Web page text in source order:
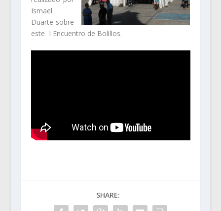
Ismael
Duarte sobre
este I Encuentro de Bolillos.
SHARE: